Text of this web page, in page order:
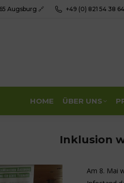
Augsburg 🔗 +49 (0) 821 54 38
HOME ÜBER UNS
Inklusion
Am 8. Mai